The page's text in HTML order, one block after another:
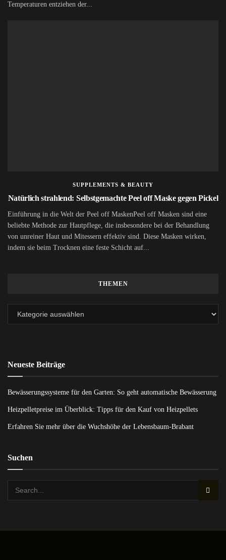
Temperaturen entziehen der...
SUPPLEMENTS & BEAUTY
Natürlich strahlend: Selbstgemachte Peel off Maske gegen Pickel
Einführung in die Welt der Peel off MaskenPeel off Masken sind eine
beliebte Methode zur Hautpflege, die insbesondere bei der Behandlung
von unreiner Haut und Mitessern effektiv sind. Diese Masken wirken,
indem sie beim Trocknen eine feste Schicht auf...
THEMEN
Neueste Beiträge
Bewässerungssysteme für den Garten: So geht automatische Bewässerung
Heizpelletpreise im Überblick: Tipps für den Kauf von Heizpellets
Erfahren Sie mehr über die Wuchshöhe der Lebensbaum-Brabant
Suchen